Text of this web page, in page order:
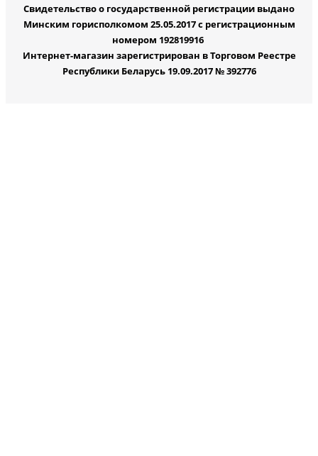
Свидетельство о государственной регистрации выдано
Минским горисполкомом 25.05.2017 с регистрационным
номером 192819916
Интернет-магазин зарегистрирован в Торговом Реестре
Республики Беларусь 19.09.2017 № 392776